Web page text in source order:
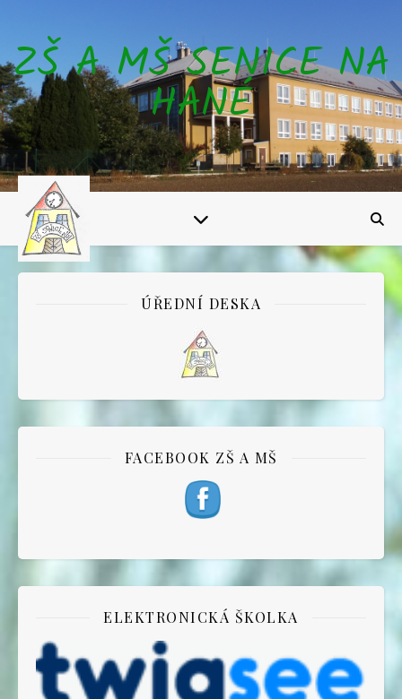
ZŠ A MŠ SENICE NA
HANÉ
ÚŘEDNÍ DESKA
FACEBOOK ZŠ A MŠ
ELEKTRONICKÁ ŠKOLKA